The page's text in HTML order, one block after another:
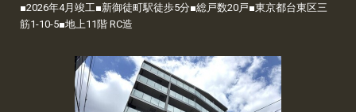
■2026年4月竣工■新御徒町駅徒歩5分■総戸数20戸■東京都台東区三
筋1-10-5■地上11階 RC造